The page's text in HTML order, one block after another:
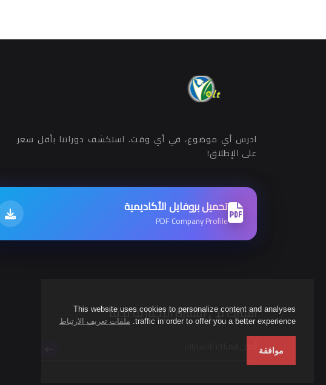
This website uses cookies to personalize content and analyses
traffic in order to offer you a better experience. ملفات تعريف الارتباط
موافقة
وتدعم التحول إلى النقل
الأفراد والمؤسسات في
ادرس أي موضوع، في أي وقت. استكشف دوراتنا بأقل سعر
على الإطلاق!
تحميل بروفايل الأكاديمية
PDF Company Profile
اشترك في النشرة الإخبارية لدينا